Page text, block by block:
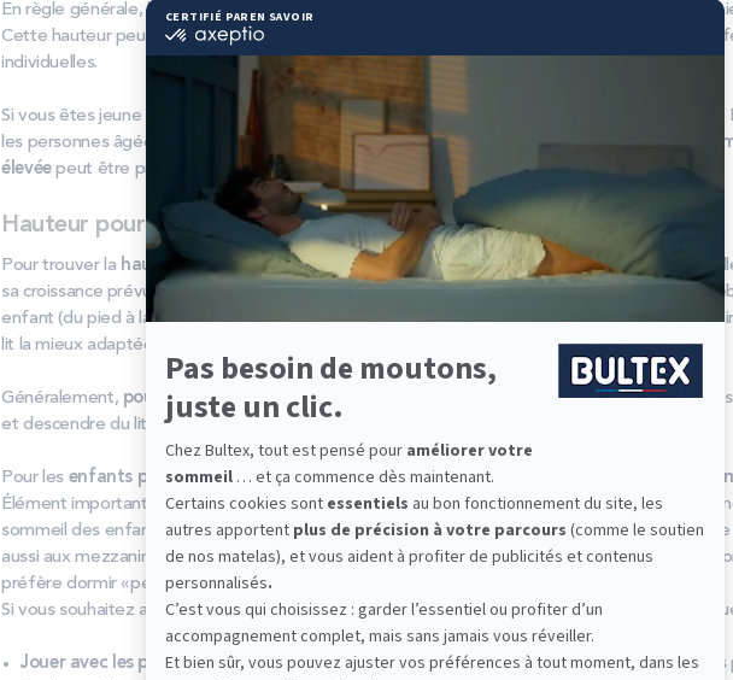
En règle générale, la hauteur d’un lit standard pour adulte est d’
(pieds +
Cette hauteur peut varier en fonction du type de lit, de la profondeur du
et des
individuelles.
Si vous êtes jeune et en bonne santé, atteindre la hauteur optimale est moins problématique.
les personnes âgées, celles à mobilité réduite ou physiquement limitées, une
hauteur
élevéepeut être préférable.
Hauteur pour un lit d’enfant
Pour trouver la hauteur de lit idéale pour votre enfant, il convient de tenir compte de sa
sa croissance prévue dans l’année à venir. Vous pouvez commencer par mesurer la hauteur
enfant (du pied à la tête), puis sa hauteur au sol (de la surface du siège au sol) afin de
lit la mieux adaptée.
Généralement, pour les jeunes enfants, on préconise une hauteur d’environ 25cmafin
et descendre du lit sans assistance. Cela contribue à développer l’autonomie de l’enfant.
Pour les enfants plus âgéset les adolescents, un lit qui possède une hauteur d’environ
Élément important, nous vous conseillons également d’opter pour unmatelas ado
sommeil des enfants et des adolescents. Compatible avec les lits tiroirs et lits gigognes,
aussi aux mezzanines! Impeccable pour votre adolescent, ce matelas lui offrira un super
préfère dormir «perché» en hauteur.
Si vous souhaitez ajuster vous-même la hauteur de vos lits enfants et ados, plusieurs
Jouer avec les pieds de lit: Certains lits permettent de modifier la hauteur des pieds. Vous